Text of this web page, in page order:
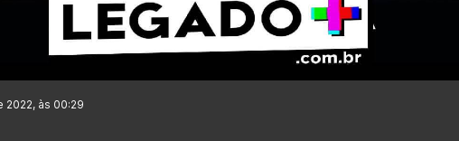
2022, às 00:29